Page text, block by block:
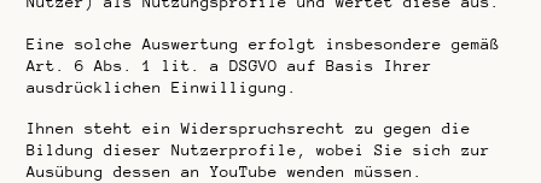
Eine solche Auswertung erfolgt insbesondere gemäß
Art. 6 Abs. 1 lit. a DSGVO auf Basis Ihrer
ausdrücklichen Einwilligung.
Ihnen steht ein Widerspruchsrecht zu gegen die
Bildung dieser Nutzerprofile, wobei Sie sich zur
Ausübung dessen an YouTube wenden müssen.